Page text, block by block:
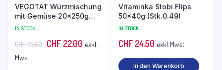
VEGOTAT Würzmischung
mit Gemüse 20x250g
(Stk.1.10 statt 1.29)
IN STOCK
CHF25.80 Ursprünglicher
CHF22.00 Aktueller
exkl.
Mwst
Vitaminka Stobi Flips
50x40g (Stk.0.49)
IN STOCK
CHF24.50 exkl. Mwst
In den Warenkorb